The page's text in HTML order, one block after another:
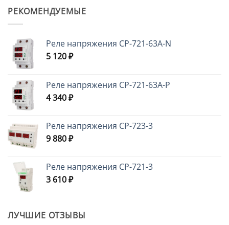
РЕКОМЕНДУЕМЫЕ
Реле напряжения CP-721-63A-N
5 120₽
Реле напряжения CP-721-63A-P
4 340₽
Реле напряжения CP-723-3
9 880₽
Реле напряжения CP-721-3
3 610₽
ЛУЧШИЕ ОТЗЫВЫ